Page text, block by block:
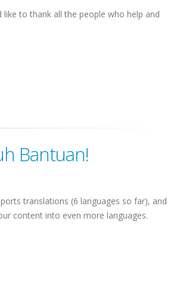
like to thank all the people who help and
Bantuan!
translations (6 languages so far), and
content into even more languages.